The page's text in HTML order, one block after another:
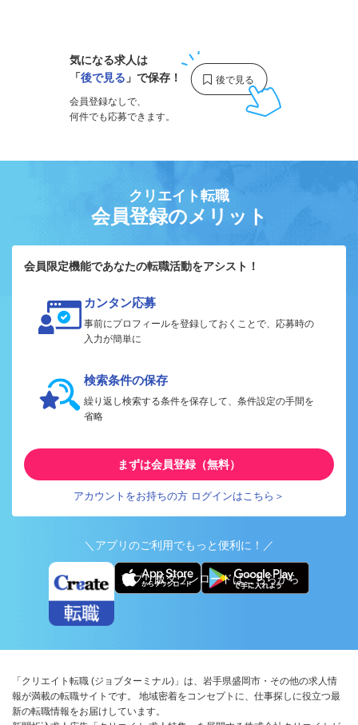
気になる求人は
「後で見る 」で保存！
会員登録なしで、
何件でも応募できます。
クリエイト転職
会員登録のメリット
会員限定機能であなたの転職活動をアシスト！
カンタン応募
事前にプロフィールを登録しておくことで、応募時の
入力が簡単に
検索条件の保存
繰り返し検索する条件を保存して、条件設定の手間を
省略
まずは会員登録（無料）
アカウントをお持ちの方 ログインはこちら＞
＼アプリのご利用でもっと便利に！／
アプリ版ダウンロードはこちらから
「クリエイト転職 (ジョブターミナル)」は、岩手県盛岡市・その他の求人情
報が満載の転職サイトです。 地域密着をコンセプトに、仕事探しに役立つ最
新の転職情報をお届けしています。